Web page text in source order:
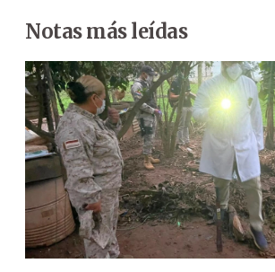
Notas más leídas